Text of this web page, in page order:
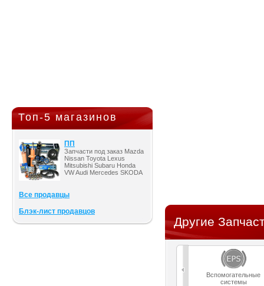
Топ-5 магазинов
ПП
Запчасти под заказ Mazda
Nissan Toyota Lexus
Mitsubishi Subaru Honda
VW Audi Mercedes SKODA
Все продавцы
Блэк-лист продавцов
Другие
Вспомогательные
системы